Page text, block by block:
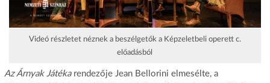
Videó részletet néznek a beszélgetők a Képzeletbeli operett c.
előadásból
Az Árnyak Játékarendezője Jean Bellorini elmesélte, a